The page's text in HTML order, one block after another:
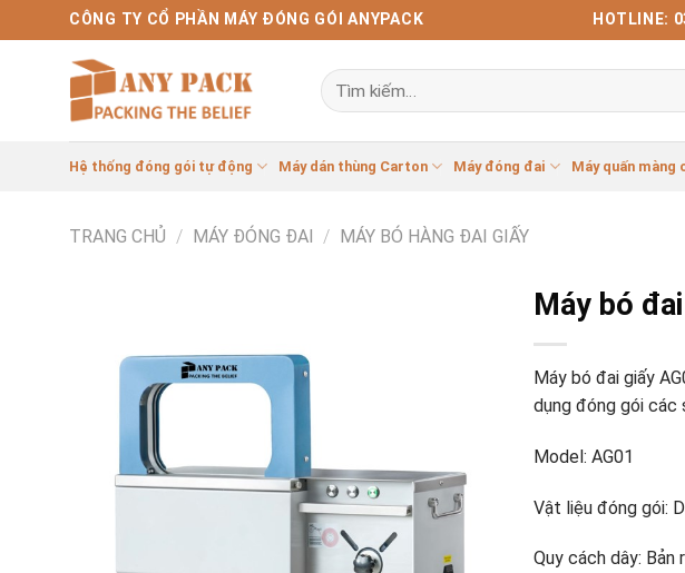
qua
CÔNG TY CỔ PHẦN MÁY ĐÓNG GÓI ANYPACK HOTLINE:
Tìm
kiếm:
Hệ thống đóng gói tự động Máy dán thùng Carton Máy đóng đai Máy quấn màng
TRANG CHỦ / MÁY ĐÓNG ĐAI / MÁY BÓ HÀNG ĐAI GIẤY
Máy bó
Máy bó đai giấy
dụng đóng gói các
Model: AG01
Vật liệu đóng gói:
Quy cách dây: Bản